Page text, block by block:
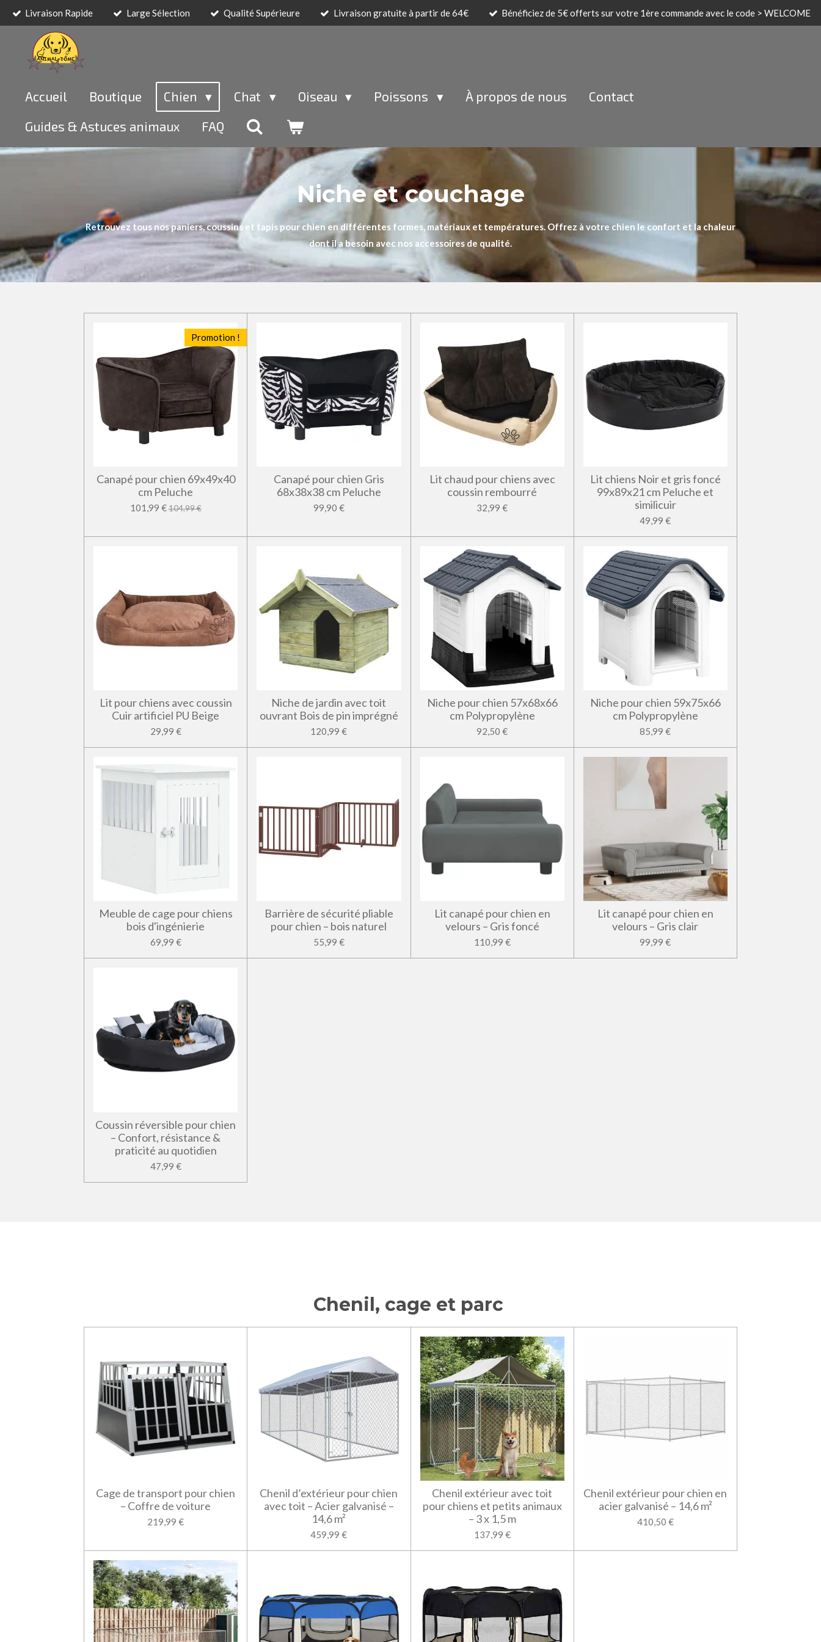
Passer
contenu
principal
Livraison Rapide Large Sélection Qualité Supérieure Livraison gratuite à partir de 64€ Bénéficiez de 5€ offerts sur votre 1ère commande avec le code > WELCOME
Accueil Boutique Chien Chat Oiseau Poissons À propos de nous
Contact
Guides & Astuces animaux
FAQ
Niche et couchage
Retrouvez tous nos paniers, coussins et tapis pour chien en différentes formes, matériaux et températures. Offrez à votre chien le confort et la chaleur
dont il a besoin avec nos accessoires de qualité.
Promotion !
Canapé pour chien 69x49x40
cm Peluche
101,99 €104,99 €
Canapé pour chien Gris
68x38x38 cm Peluche
99,90 €
Lit chaud pour chiens avec
coussin rembourré
32,99 €
Lit chiens Noir et gris foncé
99x89x21 cm Peluche et
similicuir
49,99 €
Lit pour chiens avec coussin
Cuir artificiel PU Beige
29,99 €
Niche de jardin avec toit
ouvrant Bois de pin imprégné
120,99 €
Niche pour chien 57x68x66
cm Polypropylène
92,50 €
Niche pour chien 59x75x66
cm Polypropylène
85,99 €
Meuble de cage pour chiens
bois d'ingénierie
69,99 €
Barrière de sécurité pliable
pour chien – bois naturel
55,99 €
Lit canapé pour chien en
velours – Gris foncé
110,99 €
Lit canapé pour chien en
velours – Gris clair
99,99 €
Coussin réversible pour chien
– Confort, résistance &
praticité au quotidien
47,99 €
Chenil, cage et parc
Cage de transport pour chien
– Coffre de voiture
219,99 €
Chenil d’extérieur pour chien
avec toit – Acier galvanisé –
14,6 m²
459,99 €
Chenil extérieur avec toit
pour chiens et petits animaux
– 3 x 1,5 m
137,99 €
Chenil extérieur pour chien en
acier galvanisé – 14,6 m²
410,50 €